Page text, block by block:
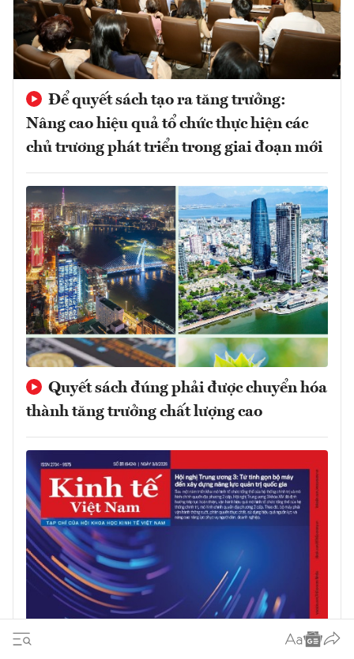
Để quyết sách tạo ra tăng trưởng:
Nâng cao hiệu quả tổ chức thực hiện các
chủ trương phát triển trong giai đoạn mới
Quyết sách đúng phải được chuyển hóa
thành tăng trưởng chất lượng cao